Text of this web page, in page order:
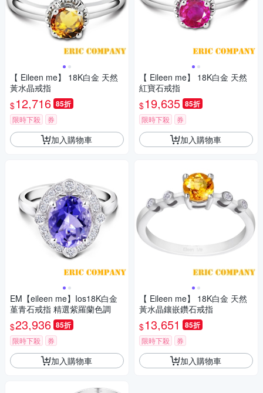
【 Eileen me】 18K白金 天然
黃水晶戒指
$12,716 85折
限時下殺 券
加入購物車
EM【eileen me】Ios18K白金
堇青石戒指 精選紫羅蘭色調
$23,936 85折
限時下殺 券
加入購物車
【 Eileen me】 18K白金 天然
紅寶石戒指
$19,635 85折
限時下殺 券
加入購物車
【 Eileen me】 18K白金 天然
黃水晶鑲嵌鑽石戒指
$13,651 85折
限時下殺 券
加入購物車